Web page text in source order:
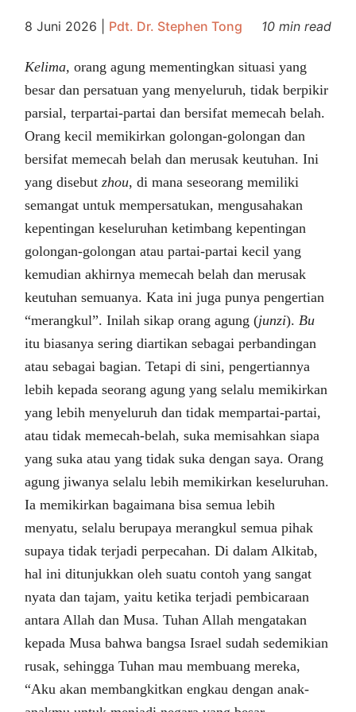
8 Juni 2026 Pdt. Dr. Stephen Tong 10 min read
Kelima, orang agung mementingkan situasi yang
besar dan persatuan yang menyeluruh, tidak berpikir
parsial, terpartai-partai dan bersifat memecah belah.
Orang kecil memikirkan golongan-golongan dan
bersifat memecah belah dan merusak keutuhan. Ini
yang disebutzhou, di mana seseorang memiliki
semangat untuk mempersatukan, mengusahakan
kepentingan keseluruhan ketimbang kepentingan
golongan-golongan atau partai-partai kecil yang
kemudian akhirnya memecah belah dan merusak
keutuhan semuanya. Kata ini juga punya pengertian
“merangkul”. Inilah sikap orang agung (junzi). Bu
itu biasanya sering diartikan sebagai perbandingan
atau sebagai bagian. Tetapi di sini, pengertiannya
lebih kepada seorang agung yang selalu memikirkan
yang lebih menyeluruh dan tidak mempartai-partai,
atau tidak memecah-belah, suka memisahkan siapa
yang suka atau yang tidak suka dengan saya. Orang
agung jiwanya selalu lebih memikirkan keseluruhan.
Ia memikirkan bagaimana bisa semua lebih
menyatu, selalu berupaya merangkul semua pihak
supaya tidak terjadi perpecahan. Di dalam Alkitab,
hal ini ditunjukkan oleh suatu contoh yang sangat
nyata dan tajam, yaitu ketika terjadi pembicaraan
antara Allah dan Musa. Tuhan Allah mengatakan
kepada Musa bahwa bangsa Israel sudah sedemikian
rusak, sehingga Tuhan mau membuang mereka,
“Aku akan membangkitkan engkau dengan anak-